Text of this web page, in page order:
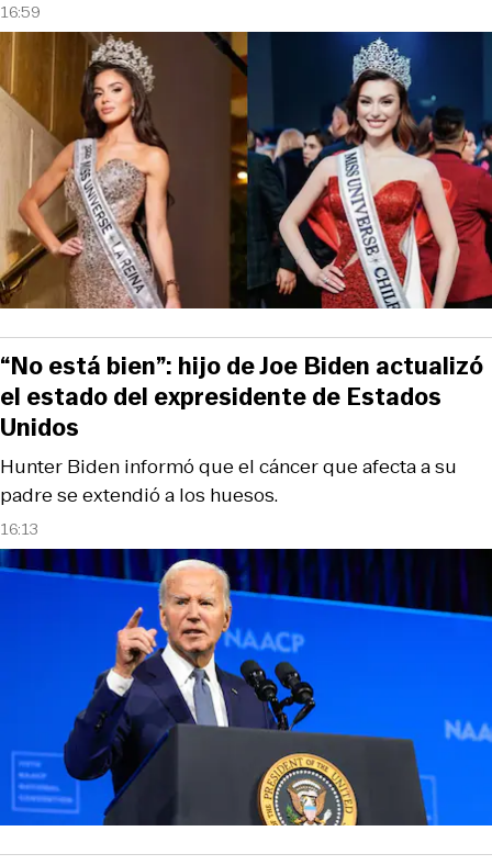
16:59
16:13
Hunter Biden informó que el cáncer que afecta a su
padre se extendió a los huesos.
“No está bien”: hijo de Joe Biden actualizó
el estado del expresidente de Estados
Unidos